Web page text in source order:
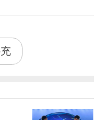
座艾莉同